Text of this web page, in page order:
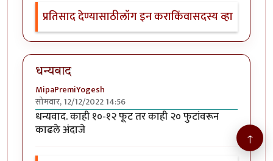
प्रतिसाद देण्यासाठीलॉग इन कराकिंवासदस्य व्हा
धन्यवाद
MipaPremiYogesh
सोमवार, 12/12/2022 14:56
धन्यवाद. काही १०-१२ फूट तर काही २० फुटांवरून
काढले अंदाजे ↑